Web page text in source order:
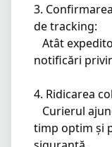
3.
de tracking:
notificări
4. Ridicarea
timp optim și